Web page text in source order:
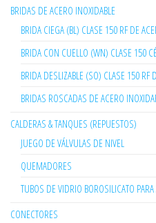
BRIDAS DE ACERO INOXIDABLE
BRIDA CIEGA (BL) CLASE 150 RF DE
BRIDA CON CUELLO (WN) CLASE 150
BRIDA DESLIZABLE (SO) CLASE 150 RF
BRIDAS ROSCADAS DE ACERO
CALDERAS & TANQUES (REPUESTOS)
JUEGO DE VÁLVULAS DE NIVEL
QUEMADORES
TUBOS DE VIDRIO BOROSILICATO
CONECTORES